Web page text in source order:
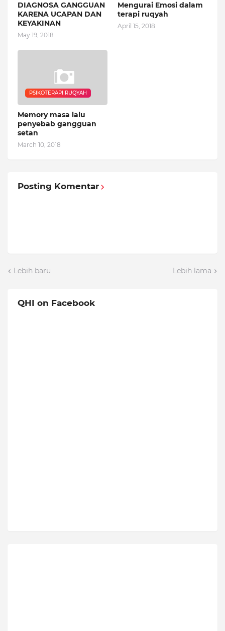
DIAGNOSA GANGGUAN
KARENA UCAPAN DAN
KEYAKINAN
May 19, 2018
Mengurai Emosi dalam
terapi ruqyah
April 15, 2018
PSIKOTERAPI RUQYAH
Memory masa lalu
penyebab gangguan
setan
March 10, 2018
Posting Komentar
Lebih baru Lebih lama
QHI on Facebook